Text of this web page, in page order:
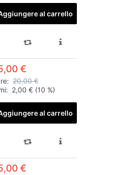
al carrello
€
20,00 €
2,00 € (10 %)
al carrello
€